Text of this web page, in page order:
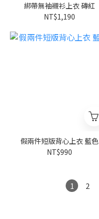
綁帶無袖襯衫上衣 磚紅
NT$1,190
假兩件短版背心上衣 藍色
NT$990
1 2